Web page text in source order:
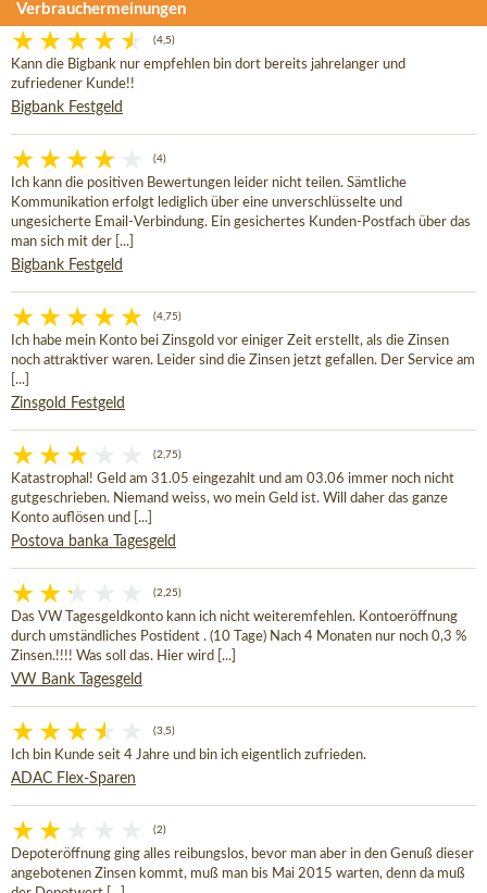
Verbrauchermeinungen
(4,5)
Kann die Bigbank nur empfehlen bin dort bereits jahrelanger und
zufriedener Kunde!!
Bigbank Festgeld
(4)
Ich kann die positiven Bewertungen leider nicht teilen. Sämtliche
Kommunikation erfolgt lediglich über eine unverschlüsselte und
ungesicherte Email-Verbindung. Ein gesichertes Kunden-Postfach über das
man sich mit der [...]
Bigbank Festgeld
(4,75)
Ich habe mein Konto bei Zinsgold vor einiger Zeit erstellt, als die Zinsen
noch attraktiver waren. Leider sind die Zinsen jetzt gefallen. Der Service am
[...]
Zinsgold Festgeld
(2,75)
Katastrophal! Geld am 31.05 eingezahlt und am 03.06 immer noch nicht
gutgeschrieben. Niemand weiss, wo mein Geld ist. Will daher das ganze
Konto auflösen und [...]
Postova banka Tagesgeld
(2,25)
Das VW Tagesgeldkonto kann ich nicht weiteremfehlen. Kontoeröffnung
durch umständliches Postident . (10 Tage) Nach 4 Monaten nur noch 0,3 %
Zinsen.!!!! Was soll das. Hier wird [...]
VW Bank Tagesgeld
(3,5)
Ich bin Kunde seit 4 Jahre und bin ich eigentlich zufrieden.
ADAC Flex-Sparen
(2)
Depoteröffnung ging alles reibungslos, bevor man aber in den Genuß dieser
angebotenen Zinsen kommt, muß man bis Mai 2015 warten, denn da muß